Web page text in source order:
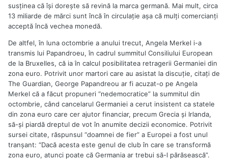
susţinea că îşi doreşte să revină la marca germană. Mai mult, circa
13 miliarde de mărci sunt încă în circulaţie aşa că mulţi comercianţi
acceptă încă vechea monedă.
De altfel, în luna octombrie a anului trecut, Angela Merkel i-a
transmis lui Papandroeu, în cadrul summitul Consiliului European
de la Bruxelles, că ia în calcul posibilitatea retragerii Germaniei din
zona euro. Potrivit unor martori care au asistat la discuţie, citaţi de
The Guardian, George Papandreou ar fi acuzat-o pe Angela
Merkel că a făcut propuneri “nedemocratice” la summitul din
octombrie, când cancelarul Germaniei a cerut insistent ca statele
din zona euro care cer ajutor financiar, precum Grecia şi Irlanda,
să-şi piardă dreptul de vot în anumite decizii economice. Potrivit
sursei citate, răspunsul “doamnei de fier” a Europei a fost unul
tranşant: “Dacă acesta este genul de club în care se transformă
zona euro, atunci poate că Germania ar trebui să-l părăsească”.